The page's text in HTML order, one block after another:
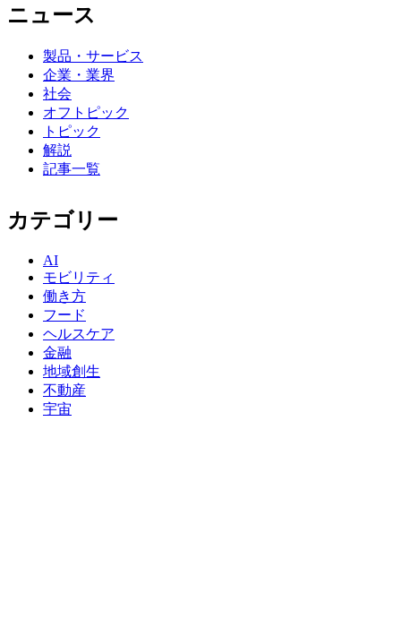
ニュース
製品・サービス
企業・業界
社会
オフトピック
トピック
解説
記事一覧
カテゴリー
AI
モビリティ
働き方
フード
ヘルスケア
金融
地域創生
不動産
宇宙